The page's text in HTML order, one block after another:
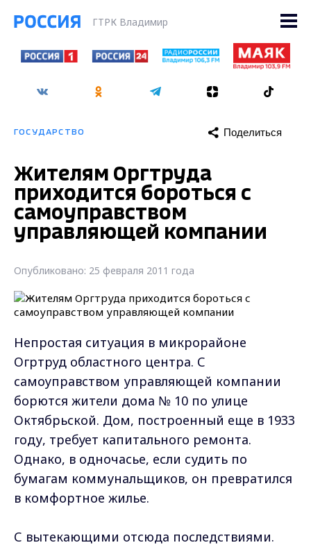
ГТРК Владимир
ГОСУДАРСТВО Поделиться
Жителям Оргтруда
приходится бороться с
самоуправством
управляющей компании
Опубликовано: 25 февраля 2011 года
Непростая ситуация в микрорайоне
Огртруд областного центра. С
самоуправством управляющей компании
борются жители дома № 10 по улице
Октябрьской. Дом, построенный еще в 1933
году, требует капитального ремонта.
Однако, в одночасье, если судить по
бумагам коммунальщиков, он превратился
в комфортное жилье.
С вытекающими отсюда последствиями.